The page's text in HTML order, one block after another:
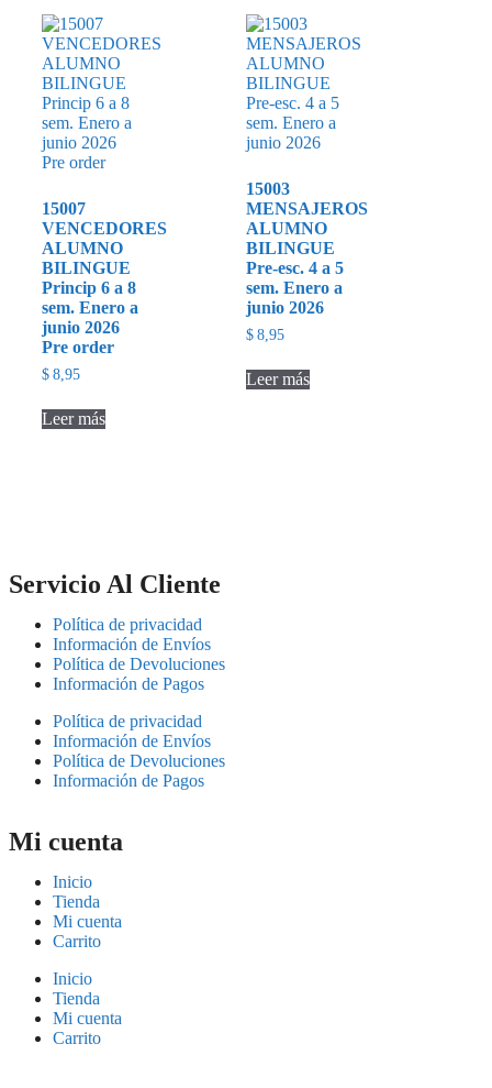
15007
VENCEDORES
ALUMNO
BILINGUE
Princip 6 a 8
sem. Enero a
junio 2026
Pre order
$ 8,95
Leer más
15003
MENSAJEROS
ALUMNO
BILINGUE
Pre-esc. 4 a 5
sem. Enero a
junio 2026
$ 8,95
Leer más
Servicio Al Cliente
Política de privacidad
Información de Envíos
Política de Devoluciones
Información de Pagos
Política de privacidad
Información de Envíos
Política de Devoluciones
Información de Pagos
Mi cuenta
Inicio
Tienda
Mi cuenta
Carrito
Inicio
Tienda
Mi cuenta
Carrito